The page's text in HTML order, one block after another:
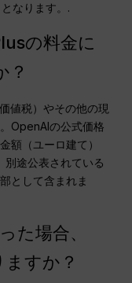
なります。.
の料金に
？
値税）やその他の現
OpenAIの公式価格
額（ユーロ建て）
別途公表されている
として含まれま
た場合、
すか？